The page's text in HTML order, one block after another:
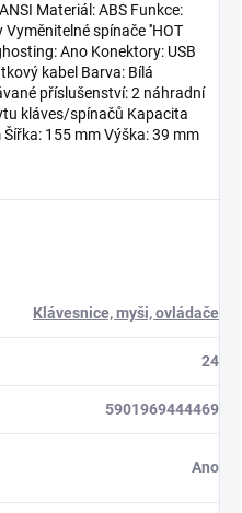
Materiál: ABS Funkce:
spínače ''HOT
Ano Konektory: USB
kabel Barva: Bílá
příslušenství: 2 náhradní
kláves/spínačů Kapacita
155 mm Výška: 39 mm
Klávesnice, myši, ovládače
24
5901969444469
Ano